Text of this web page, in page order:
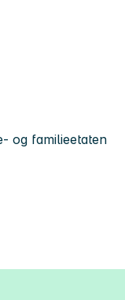
og familieetaten